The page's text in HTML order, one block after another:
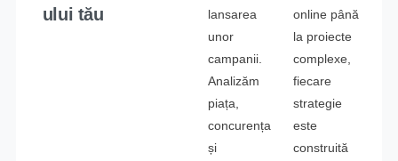
ului tău
lansarea
unor
campanii.
Analizăm
piața,
concurența
și
online până
la proiecte
complexe,
fiecare
strategie
este
construită